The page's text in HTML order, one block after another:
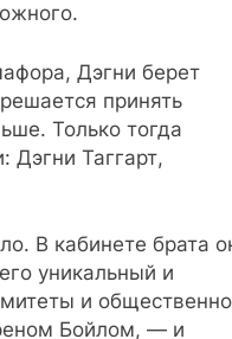
Дэгни берет
принять
Только тогда
Таггарт,
В кабинете брата
уникальный и
и
Бойлом, — и